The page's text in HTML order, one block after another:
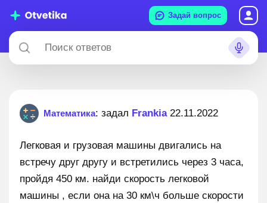
Задай вопрос
Математика: задал Frankia22.11.2022
Легковая и грузовая машины двигались на
встречу друг другу и встретились через 3 часа,
пройдя 450 км. найди скорость легковой
машины , если она на 30 км\ч больше скорости